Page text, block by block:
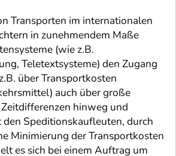
Transporten im internationalen
in zunehmendem Maße
(wie z.B.
Teletextsysteme) den Zugang
über Transportkosten
auch über große
hinweg und
Speditionskaufleuten, durch
Minimierung der Transportkosten
es sich bei einem Auftrag um